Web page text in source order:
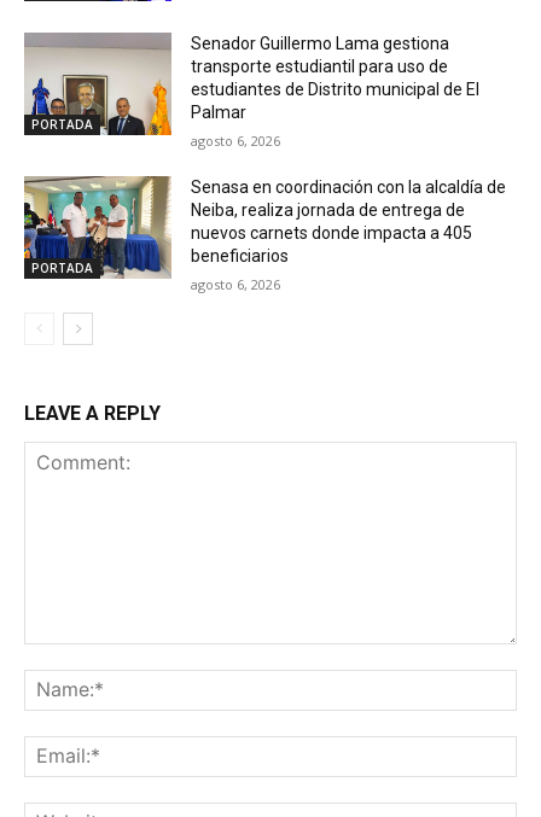
PORTADA
Senador Guillermo Lama gestiona
transporte estudiantil para uso de
estudiantes de Distrito municipal de El
Palmar
agosto 6, 2026
PORTADA
Senasa en coordinación con la alcaldía de
Neiba, realiza jornada de entrega de
nuevos carnets donde impacta a 405
beneficiarios
agosto 6, 2026
LEAVE A REPLY